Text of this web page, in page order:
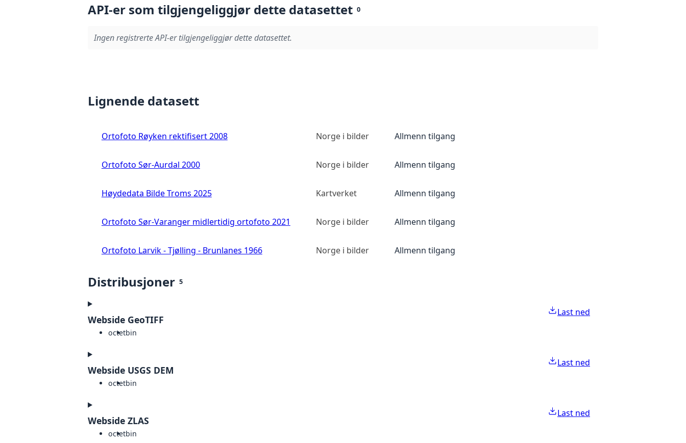
API-er som tilgjengeliggjør dette datasettet 0
Ingen registrerte API-er tilgjengeliggjør dette datasettet.
Lignende datasett
Ortofoto Røyken rektifisert 2008 Norge i bilder Allmenn tilgang
Ortofoto Sør-Aurdal 2000 Norge i bilder Allmenn tilgang
Høydedata Bilde Troms 2025 Kartverket Allmenn tilgang
Ortofoto Sør-Varanger midlertidig ortofoto 2021 Norge i bilder Allmenn tilgang
Ortofoto Larvik - Tjølling - Brunlanes 1966 Norge i bilder Allmenn tilgang
Distribusjoner 5
Webside GeoTIFF
octetbin
Last ned
Webside USGS DEM
octetbin
Last ned
Webside ZLAS
octetbin
Last ned